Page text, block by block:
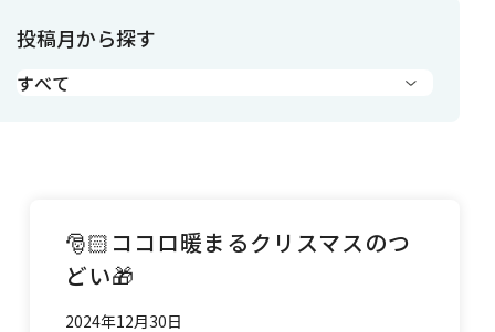
投稿月から探す
🎅🏻ココロ暖まるクリスマスのつ
どい🎁
2024年12月30日